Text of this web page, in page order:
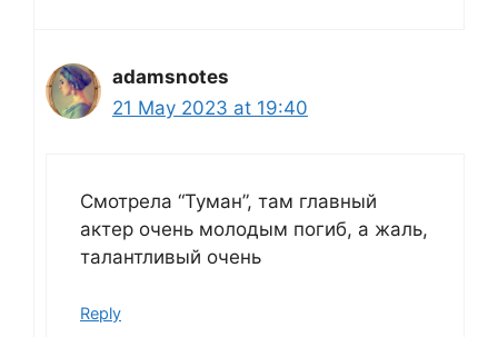
adamsnotes
21 May 2023 at 19:40
Смотрела “Туман”, там главный
актер очень молодым погиб, а жаль,
талантливый очень
Reply